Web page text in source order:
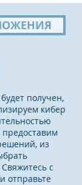
получен,
кибер
из
с
отправьте